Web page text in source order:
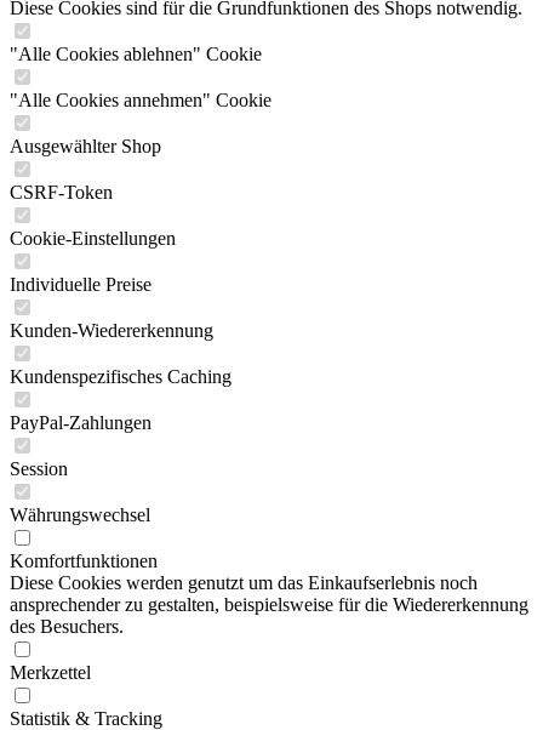
Diese Cookies sind für die Grundfunktionen des Shops notwendig.
"Alle Cookies ablehnen" Cookie
"Alle Cookies annehmen" Cookie
Ausgewählter Shop
CSRF-Token
Cookie-Einstellungen
Individuelle Preise
Kunden-Wiedererkennung
Kundenspezifisches Caching
PayPal-Zahlungen
Session
Währungswechsel
Komfortfunktionen
Diese Cookies werden genutzt um das Einkaufserlebnis noch
ansprechender zu gestalten, beispielsweise für die Wiedererkennung
des Besuchers.
Merkzettel
Statistik & Tracking